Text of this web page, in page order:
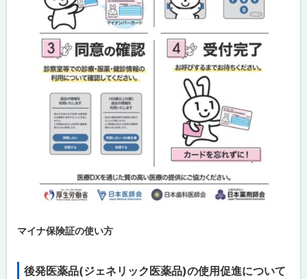
マイナ保険証の使い方
後発医薬品(ジェネリック医薬品)の使用促進について